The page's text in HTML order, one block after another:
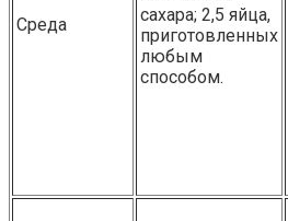
Среда
сахара; 2,5 яйца,
приготовленных
любым
способом.